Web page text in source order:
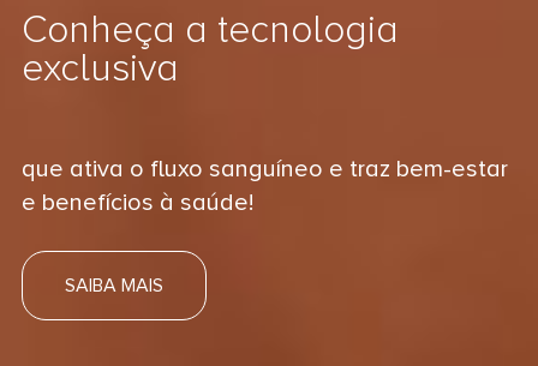
Conheça a tecnologia
exclusiva
que ativa o fluxo sanguíneo e traz bem-estar
e benefícios à saúde!
SAIBA MAIS